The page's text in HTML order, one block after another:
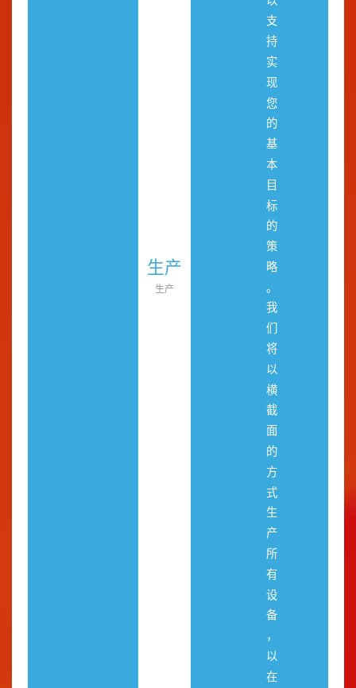
生产
生产
支
持
实
现
您
的
基
本
目
标
的
策
略
。
我
们
将
以
横
截
面
的
方
式
生
产
所
有
设
备
，
以
在